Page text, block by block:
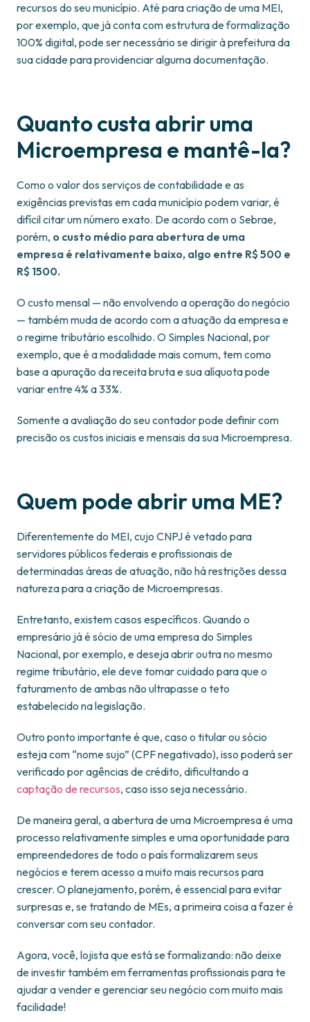
recursos do seu município. Até para criação de uma MEI,
por exemplo, que já conta com estrutura de formalização
100% digital, pode ser necessário se dirigir à prefeitura da
sua cidade para providenciar alguma documentação.
Quanto custa abrir uma
Microempresa e mantê-la?
Como o valor dos serviços de contabilidade e as
exigências previstas em cada município podem variar, é
difícil citar um número exato. De acordo com o Sebrae,
porém, o custo médio para abertura de uma
empresa é relativamente baixo, algo entre R$ 500 e
R$ 1500.
O custo mensal — não envolvendo a operação do negócio
— também muda de acordo com a atuação da empresa e
o regime tributário escolhido. O Simples Nacional, por
exemplo, que é a modalidade mais comum, tem como
base a apuração da receita bruta e sua alíquota pode
variar entre 4% a 33%.
Somente a avaliação do seu contador pode definir com
precisão os custos iniciais e mensais da sua Microempresa.
Quem pode abrir uma ME?
Diferentemente do MEI, cujo CNPJ é vetado para
servidores públicos federais e profissionais de
determinadas áreas de atuação, não há restrições dessa
natureza para a criação de Microempresas.
Entretanto, existem casos específicos. Quando o
empresário já é sócio de uma empresa do Simples
Nacional, por exemplo, e deseja abrir outra no mesmo
regime tributário, ele deve tomar cuidado para que o
faturamento de ambas não ultrapasse o teto
estabelecido na legislação.
Outro ponto importante é que, caso o titular ou sócio
esteja com “nome sujo” (CPF negativado), isso poderá ser
verificado por agências de crédito, dificultando a
captação de recursos, caso isso seja necessário.
De maneira geral, a abertura de uma Microempresa é uma
processo relativamente simples e uma oportunidade para
empreendedores de todo o país formalizarem seus
negócios e terem acesso a muito mais recursos para
crescer. O planejamento, porém, é essencial para evitar
surpresas e, se tratando de MEs, a primeira coisa a fazer é
conversar com seu contador.
Agora, você, lojista que está se formalizando: não deixe
de investir também em ferramentas profissionais para te
ajudar a vender e gerenciar seu negócio com muito mais
facilidade!